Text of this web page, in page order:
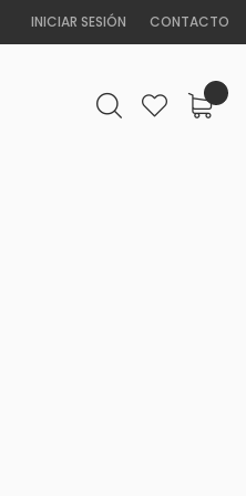
INICIAR SESIÓN CONTACTO